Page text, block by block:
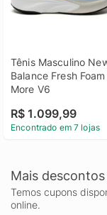
Tênis Masculino
Balance Fresh
More V6
R$ 1.099,99
Encontrado em 7 lojas
Mais descontos
Temos cupons
online.